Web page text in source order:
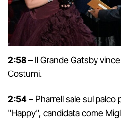
2:58 – Il Grande Gatsby
Costumi.
2:54 – Pharrell sale sul palco
"Happy", candidata come